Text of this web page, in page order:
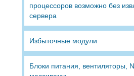
процессоров возможно без
сервера
Избыточные модули
Блоки питания, вентиляторы,